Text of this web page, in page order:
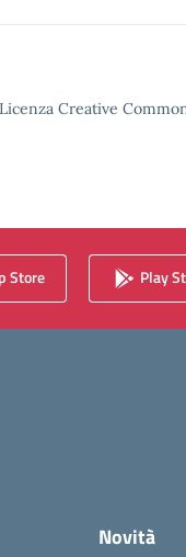
Creative
Store Play
Novità